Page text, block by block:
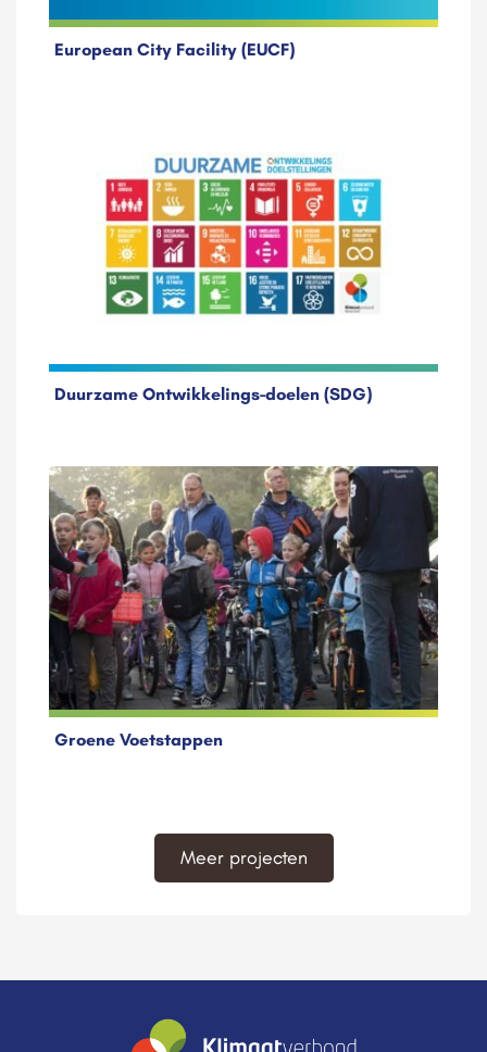
European City Facility (EUCF)
Duurzame Ontwikkelings-doelen (SDG)
Groene Voetstappen
Meer projecten